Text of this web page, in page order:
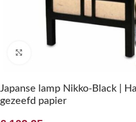
Japanse lamp Nikko-Black |
gezeefd papier